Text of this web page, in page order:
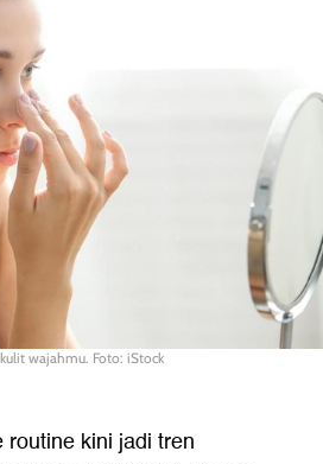
wajahmu. Foto: iStock
routine kini jadi tren